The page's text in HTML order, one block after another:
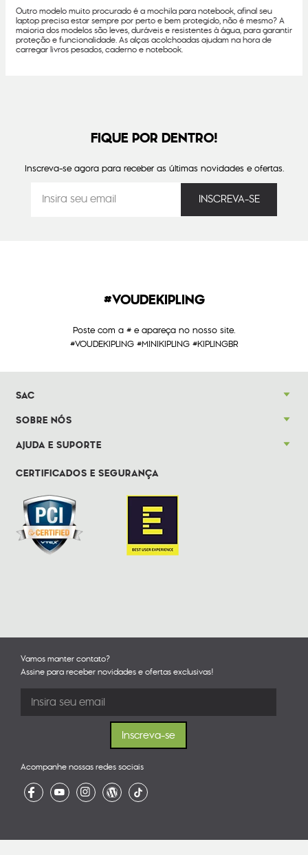
Outro modelo muito procurado é a mochila para notebook, afinal seu
laptop precisa estar sempre por perto e bem protegido, não é mesmo? A
maioria dos modelos são leves, duráveis e resistentes à água, para garantir
proteção e funcionalidade. As alças acolchoadas ajudam na hora de
carregar livros pesados, caderno e notebook.
FIQUE POR DENTRO!
Inscreva-se agora para receber as últimas novidades e ofertas.
#VOUDEKIPLING
Poste com a # e apareça no nosso site.
#VOUDEKIPLING #MINIKIPLING #KIPLINGBR
SAC
SOBRE NÓS
AJUDA E SUPORTE
CERTIFICADOS E SEGURANÇA
Vamos manter contato?
Assine para receber novidades e ofertas exclusivas!
Acompanhe nossas redes sociais